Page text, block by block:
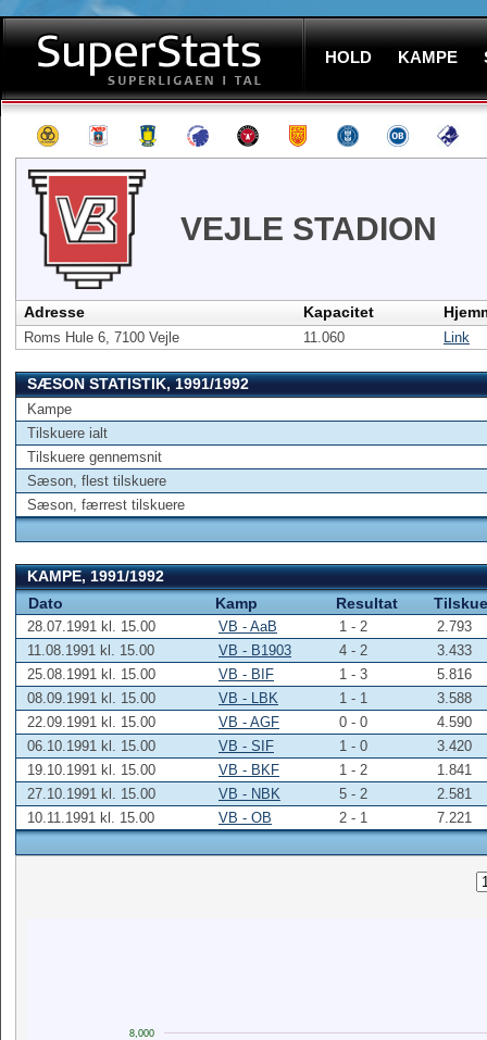
HOLD KAMPE
VEJLE STADION
Adresse Kapacitet
Roms Hule 6, 7100 Vejle 11.060 Link
SÆSON STATISTIK, 1991/1992
Kampe
Tilskuere ialt
Tilskuere gennemsnit
Sæson, flest tilskuere
Sæson, færrest tilskuere
KAMPE, 1991/1992
Dato
Kamp Resultat
28.07.1991 kl. 15.00 VB - AaB 1 - 2
2.793
11.08.1991 kl. 15.00
VB - B1903 4 - 2
3.433
25.08.1991 kl. 15.00
VB - BIF 1 - 3
5.816
08.09.1991 kl. 15.00
VB - LBK 1 - 1
3.588
22.09.1991 kl. 15.00
VB - AGF 0 - 0
4.590
06.10.1991 kl. 15.00
VB - SIF 1 - 0
3.420
19.10.1991 kl. 15.00
VB - BKF 1 - 2
1.841
27.10.1991 kl. 15.00
VB - NBK 5 - 2
2.581
10.11.1991 kl. 15.00
VB - OB 2 - 1 7.221
8,000